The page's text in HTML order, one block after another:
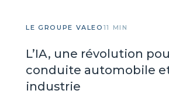
LE GROUPE VALEO 11 MIN
L’IA, une révolution
conduite automobile
industrie